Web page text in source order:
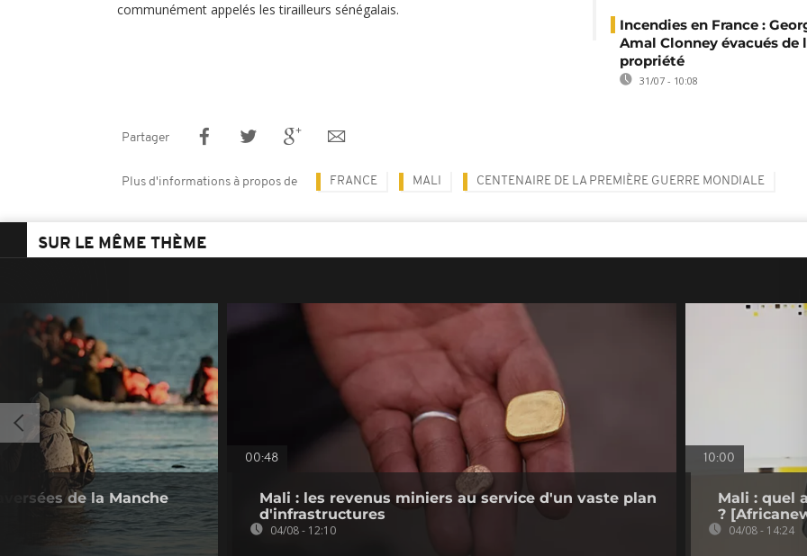
communément appelés les tirailleurs sénégalais.
Incendies en France :
Amal Clonney évacués de
propriété
31/07 - 10:08
Partager
Plus d'informations à propos de FRANCE MALI CENTENAIRE DE LA PREMIÈRE GUERRE MONDIALE
SUR LE MÊME THÈME
de la Manche
00:48
Mali : les revenus miniers au service d'un vaste plan
d'infrastructures
04/08 - 12:10
10:00
Mali : quel
?
04/08 - 14:24